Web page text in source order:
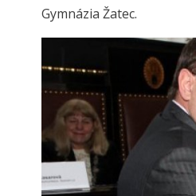
Gymnázia Žatec.